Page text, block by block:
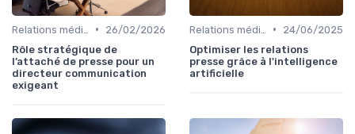
•
26/02/2026
Rôle stratégique de
l’attaché de presse pour un
directeur communication
exigeant
•
24/06/2025
Optimiser les relations
presse grâce à l'intelligence
artificielle